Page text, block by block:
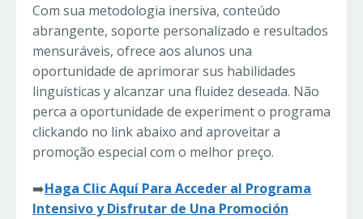
Com sua metodologia inersiva, conteúdo
abrangente, soporte personalizado e resultados
mensuráveis, ofrece aos alunos una
oportunidade de aprimorar sus habilidades
linguísticas y alcanzar una fluidez deseada. Não
perca a oportunidade de experiment o programa
clickando no link abaixo and aproveitar a
promoção especial com o melhor preço.
➡️Haga Clic Aquí Para Acceder al Programa
Intensivo y Disfrutar de Una Promoción